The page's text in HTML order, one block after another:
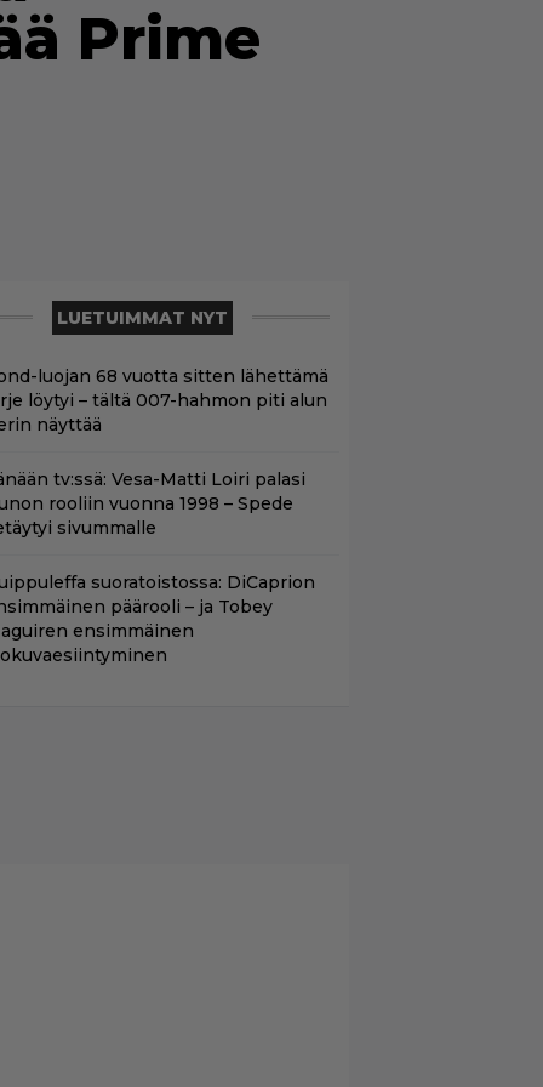
Prime
LUETUIMMAT NYT
luojan 68 vuotta sitten lähettämä
löytyi – tältä 007-hahmon piti alun
näyttää
tv:ssä: Vesa-Matti Loiri palasi
rooliin vuonna 1998 – Spede
sivummalle
suoratoistossa: DiCaprion
päärooli – ja Tobey
ensimmäinen